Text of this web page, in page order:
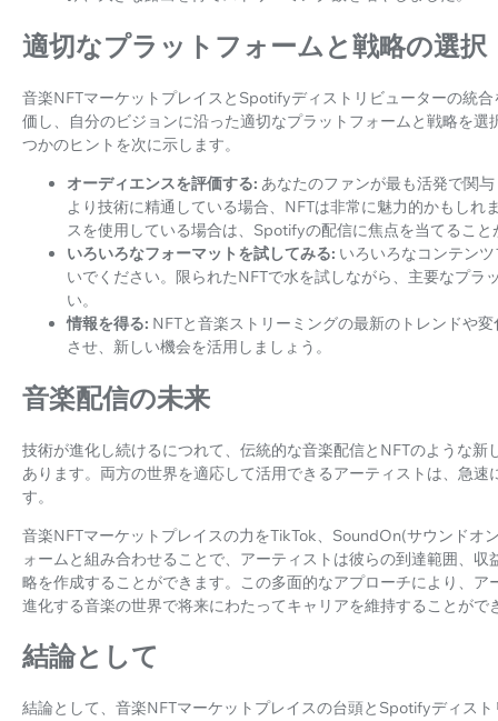
適切なプラットフォームと戦略の選択
音楽NFTマーケットプレイスとSpotifyディストリビューターの統
価し、自分のビジョンに沿った適切なプラットフォームと戦略を
つかのヒントを次に示します。
オーディエンスを評価する: あなたのファンが最も活発で関
より技術に精通している場合、NFTは非常に魅力的かもし
スを使用している場合は、Spotifyの配信に焦点を当てること
いろいろなフォーマットを試してみる: いろいろなコンテン
いでください。限られたNFTで水を試しながら、主要なプ
い。
情報を得る: NFTと音楽ストリーミングの最新のトレンドや
させ、新しい機会を活用しましょう。
音楽配信の未来
技術が進化し続けるにつれて、伝統的な音楽配信とNFTのような
あります。両方の世界を適応して活用できるアーティストは、急
す。
音楽NFTマーケットプレイスの力をTikTok、SoundOn(サウンド
ォームと組み合わせることで、アーティストは彼らの到達範囲、
略を作成することができます。この多面的なアプローチにより、
進化する音楽の世界で将来にわたってキャリアを維持することがで
結論として
結論として、音楽NFTマーケットプレイスの台頭とSpotifyディス